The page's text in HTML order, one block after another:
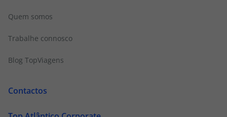
Quem somos
Trabalhe connosco
Blog TopViagens
Contactos